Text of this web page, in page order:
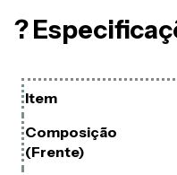
?
Item
Composição
(Frente)